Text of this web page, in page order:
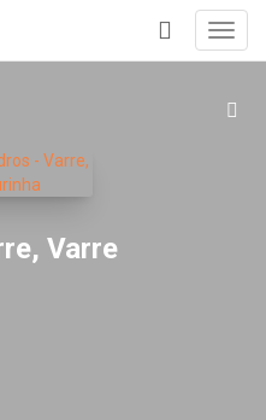
+
Varre